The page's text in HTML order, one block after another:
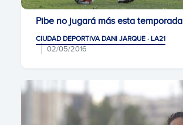
Pibe no jugará más esta temporada
CIUDAD DEPORTIVA DANI JARQUE · LA21
02/05/2016